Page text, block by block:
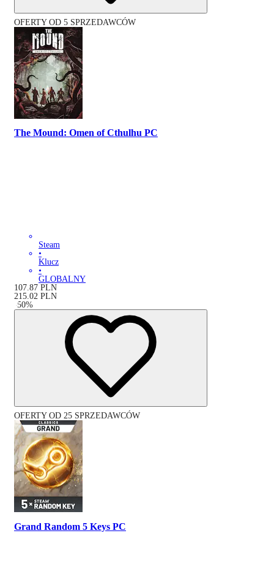
OFERTY OD 5 SPRZEDAWCÓW
The Mound: Omen of Cthulhu PC
Steam
•
Klucz
•
GLOBALNY
107.87 PLN
215.02 PLN
-50%
OFERTY OD 25 SPRZEDAWCÓW
Grand Random 5 Keys PC